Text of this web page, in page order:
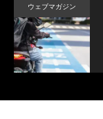
ウェブマガジン